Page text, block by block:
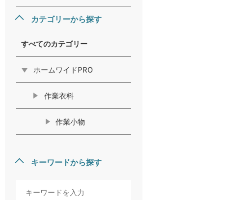
カテゴリーから探す
すべてのカテゴリー
ホームワイドPRO
作業衣料
作業小物
キーワードから探す